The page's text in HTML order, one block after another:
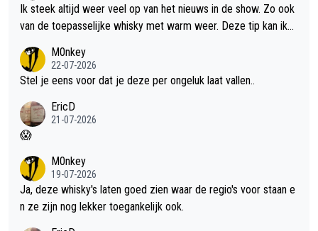
Ik steek altijd weer veel op van het nieuws in de show. Zo ook
van de toepasselijke whisky met warm weer. Deze tip kan ik
M0nkey
22-07-2026
Stel je eens voor dat je deze per ongeluk laat vallen..
EricD
21-07-2026
😱
M0nkey
19-07-2026
Ja, deze whisky's laten goed zien waar de regio's voor staan e
n ze zijn nog lekker toegankelijk ook.